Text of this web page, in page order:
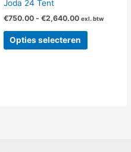
Joda 24 Tent
€750.00 - €2,640.00 exl. btw
Opties selecteren